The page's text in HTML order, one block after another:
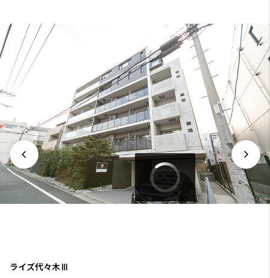
ライズ代々木Ⅲ